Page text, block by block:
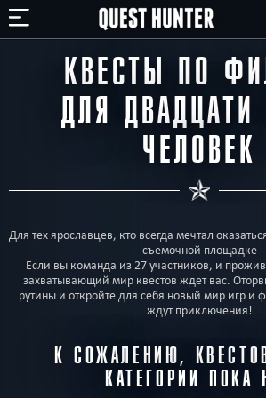
КВЕСТЫ ПО
ДЛЯ
ЧЕЛОВЕК
Для тех ярославцев, кто всегда мечтал
съемочной площадке
Если вы команда из 27 участников, и
захватывающий мир квестов ждет вас.
рутины и откройте для себя новый мир игр и
ждут приключения!
К СОЖАЛЕНИЮ,
КАТЕГОРИИ ПОКА